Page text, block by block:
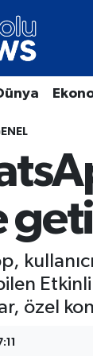
özel